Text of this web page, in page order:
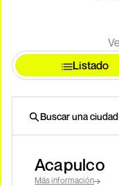
Listado
Acapulco
Más información